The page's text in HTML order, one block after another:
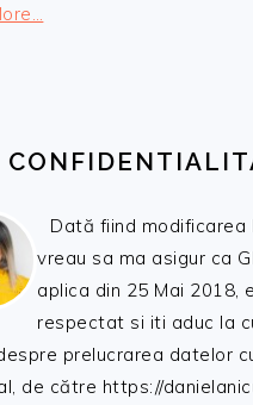
Dată fiind modificarea
vreau sa ma asigur ca
aplica din 25 Mai 2018,
respectat si iti aduc la
prelucrarea datelor
de către https://